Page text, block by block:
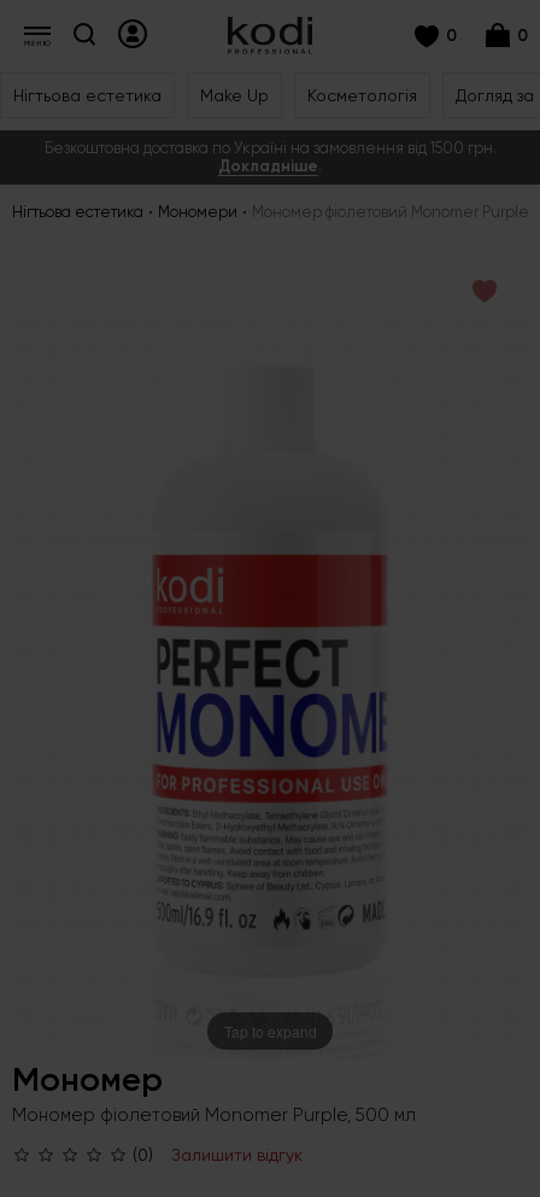
0 0
Нігтьова естетика Make Up Косметологія Догляд
Безкоштовна доставка по Україні на замовлення від 1500 грн.
Докладніше.
Нігтьова естетика Мономери Мономер фіолетовий Monomer Purple,
Tap to expand
Мономер
Мономер фіолетовий Monomer Purple, 500 мл
(0) Залишити відгук